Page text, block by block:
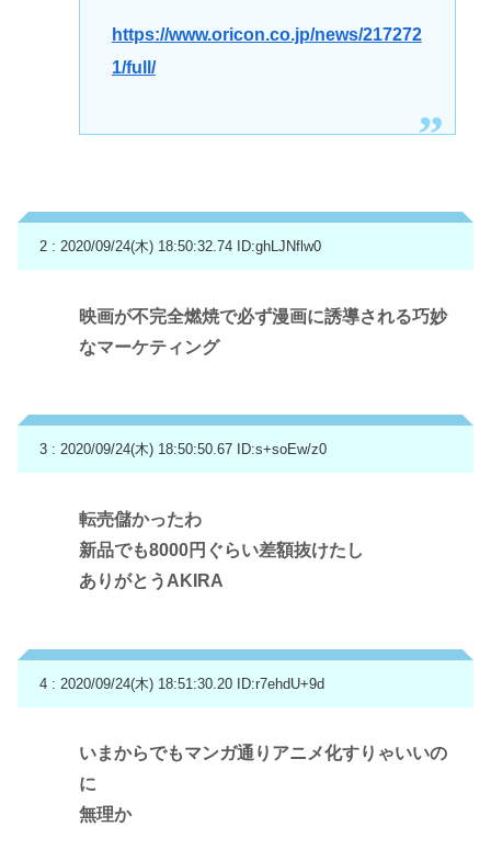
https://www.oricon.co.jp/news/217272
1/full/
2 : 2020/09/24(木) 18:50:32.74 ID:ghLJNflw0
映画が不完全燃焼で必ず漫画に誘導される巧妙
なマーケティング
3 : 2020/09/24(木) 18:50:50.67 ID:s+soEw/z0
転売儲かったわ
新品でも8000円ぐらい差額抜けたし
ありがとうAKIRA
4 : 2020/09/24(木) 18:51:30.20 ID:r7ehdU+9d
いまからでもマンガ通りアニメ化すりゃいいの
に
無理か